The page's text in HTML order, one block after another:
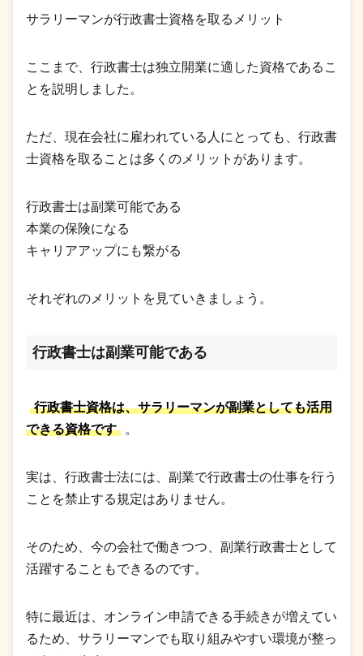
サラリーマンが行政書士資格を取るメリット
ここまで、行政書士は独立開業に適した資格であるこ
とを説明しました。
ただ、現在会社に雇われている人にとっても、行政書
士資格を取ることは多くのメリットがあります。
行政書士は副業可能である
本業の保険になる
キャリアアップにも繋がる
それぞれのメリットを見ていきましょう。
行政書士は副業可能である
行政書士資格は、サラリーマンが副業としても活用
できる資格です
。
実は、行政書士法には、副業で行政書士の仕事を行う
ことを禁止する規定はありません。
そのため、今の会社で働きつつ、副業行政書士として
活躍することもできるのです。
特に最近は、オンライン申請できる手続きが増えてい
るため、サラリーマンでも取り組みやすい環境が整っ